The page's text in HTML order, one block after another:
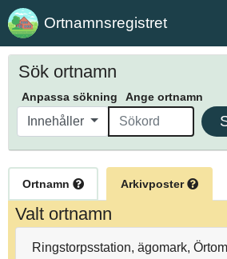
Ortnamnsregistret
Sök ortnamn
Anpassa sökning Ange ortnamn
Innehåller
Ortnamn Arkivposter
Valt ortnamn
Ringstorpsstation, ägomark,